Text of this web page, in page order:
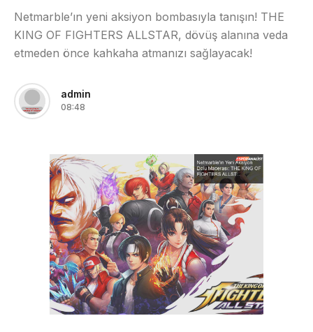
Netmarble’ın yeni aksiyon bombasıyla tanışın! THE
KING OF FIGHTERS ALLSTAR, dövüş alanına veda
etmeden önce kahkaha atmanızı sağlayacak!
admin
08:48